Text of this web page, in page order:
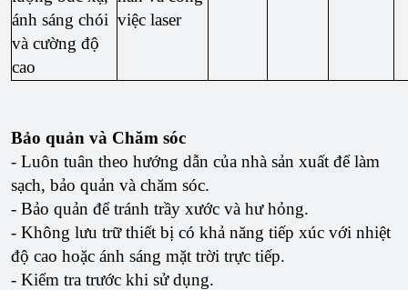
ánh sáng chói
và cường độ
cao
việc laser
Bảo quản và Chăm sóc
- Luôn tuân theo hướng dẫn của nhà sản xuất để làm
sạch, bảo quản và chăm sóc.
- Bảo quản để tránh trầy xước và hư hỏng.
- Không lưu trữ thiết bị có khả năng tiếp xúc với nhiệt
độ cao hoặc ánh sáng mặt trời trực tiếp.
- Kiểm tra trước khi sử dụng.